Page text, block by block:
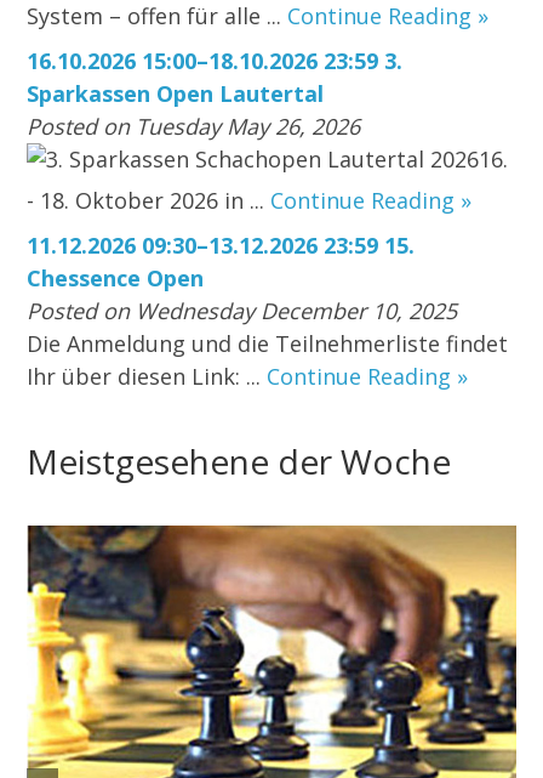
System – offen für alle ... Continue Reading »
16.10.2026 15:00–18.10.2026 23:59 3.
Sparkassen Open Lautertal
Posted on Tuesday May 26, 2026
3. Sparkassen Schachopen Lautertal 202616.
- 18. Oktober 2026 in ... Continue Reading »
11.12.2026 09:30–13.12.2026 23:59 15.
Chessence Open
Posted on Wednesday December 10, 2025
Die Anmeldung und die Teilnehmerliste findet
Ihr über diesen Link: ... Continue Reading »
Meistgesehene der Woche